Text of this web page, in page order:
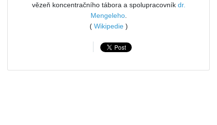
vězeň koncentračního tábora a spolupracovník dr.
Mengeleho.
( Wikipedie)